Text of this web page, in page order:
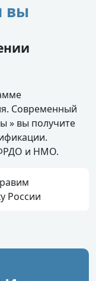
вы
Современный
» вы получите
и НМО.
России